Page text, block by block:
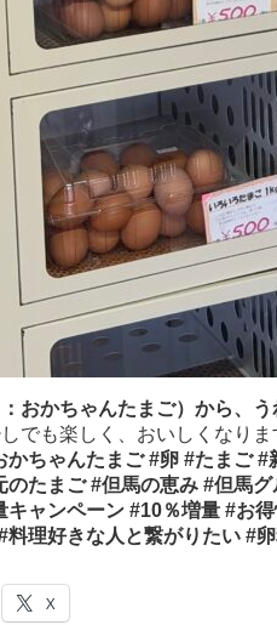
おかちゃんたまご）から、う
でも楽しく、おいしくなり
かちゃんたまご #卵 #たまご #
のたまご #但馬の恵み #但馬グ
キャンペーン #10％増量 #お
料理好きな人と繋がりたい #
X